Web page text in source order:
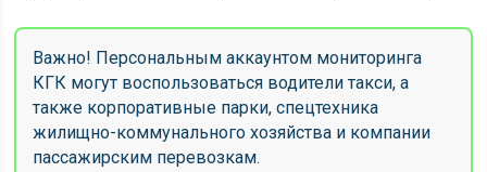
Важно! Персональным аккаунтом мониторинга
КГК могут воспользоваться водители такси, а
также корпоративные парки, спецтехника
жилищно-коммунального хозяйства и компании
пассажирским перевозкам.